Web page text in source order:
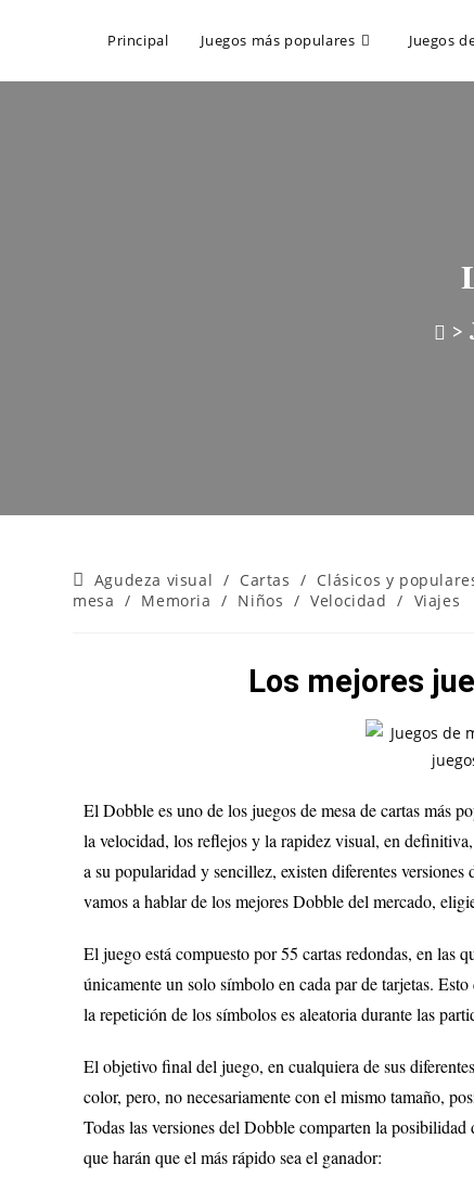
Principal Juegos más populares Juegos
>
Agudeza visual / Cartas / Clásicos y
mesa / Memoria / Niños / Velocidad / Viajes
Los mejores
El Dobble es uno de los juegos de mesa de cartas más
la velocidad, los reflejos y la rapidez visual, en
a su popularidad y sencillez, existen diferentes
vamos a hablar de los mejores Dobble del mercado,
El juego está compuesto por 55 cartas redondas, en las
únicamente un solo símbolo en cada par de tarjetas.
la repetición de los símbolos es aleatoria durante las
El objetivo final del juego, en cualquiera de sus
color, pero, no necesariamente con el mismo tamaño,
Todas las versiones del Dobble comparten la
que harán que el más rápido sea el ganador: